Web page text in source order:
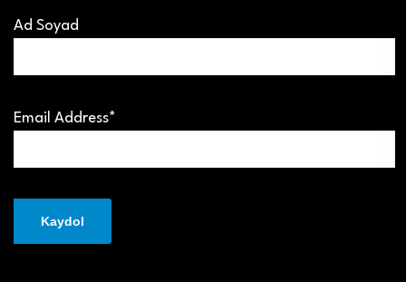
Ad Soyad
Email Address*